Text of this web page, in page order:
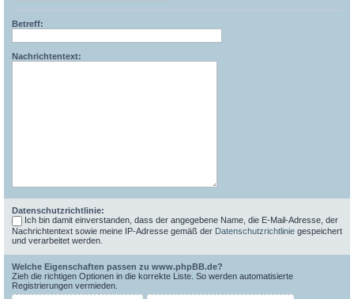
Betreff:
Nachrichtentext:
Datenschutzrichtlinie:
Ich bin damit einverstanden, dass der angegebene Name, die E-Mail-Adresse, der
Nachrichtentext sowie meine IP-Adresse gemäß der Datenschutzrichtlinie gespeichert
und verarbeitet werden.
Welche Eigenschaften passen zu www.phpBB.de?
Zieh die richtigen Optionen in die korrekte Liste. So werden automatisierte
Registrierungen vermieden.